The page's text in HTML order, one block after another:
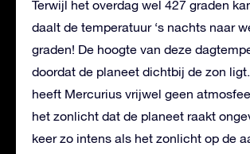
Terwijl het overdag wel 427 graden
daalt de temperatuur ‘s nachts naar
graden! De hoogte van deze
doordat de planeet dichtbij de zon
heeft Mercurius vrijwel geen
het zonlicht dat de planeet raakt
keer zo intens als het zonlicht op de